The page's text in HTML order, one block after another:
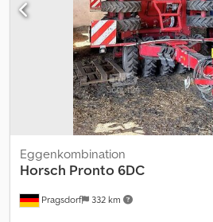
Pragsdorf 332 km
Eggenkombination
Horsch Pronto 6DC